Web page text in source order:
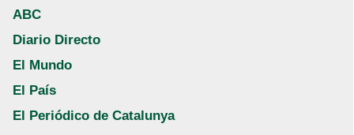
ABC
Diario Directo
El Mundo
El País
El Periódico de Catalunya